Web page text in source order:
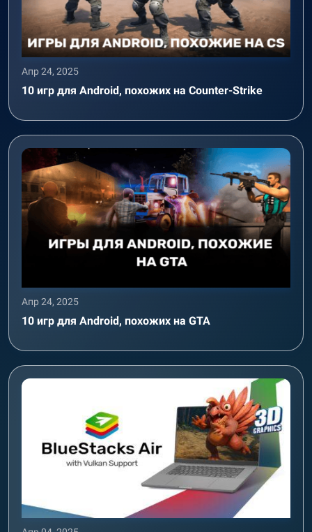
Апр 24, 2025
10 игр для Android, похожих на Counter-Strike
Апр 24, 2025
10 игр для Android, похожих на GTA